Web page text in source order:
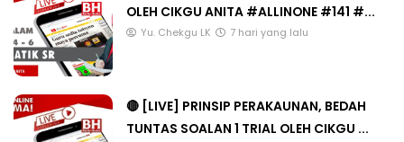
OLEH CIKGU ANITA #ALLINONE #141 #...
Yu. Chekgu LK 7 hari yang lalu
🔴 [LIVE] PRINSIP PERAKAUNAN, BEDAH
TUNTAS SOALAN 1 TRIAL OLEH CIKGU ...